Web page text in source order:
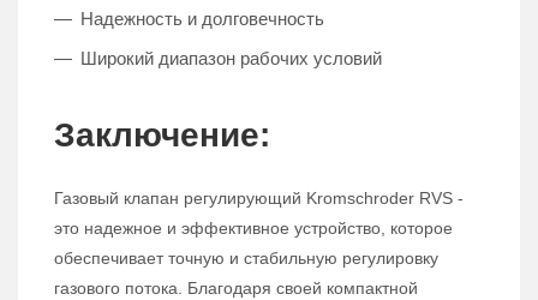
Надежность и долговечность
Широкий диапазон рабочих условий
Заключение:
Газовый клапан регулирующий Kromschroder RVS -
это надежное и эффективное устройство, которое
обеспечивает точную и стабильную регулировку
газового потока. Благодаря своей компактной